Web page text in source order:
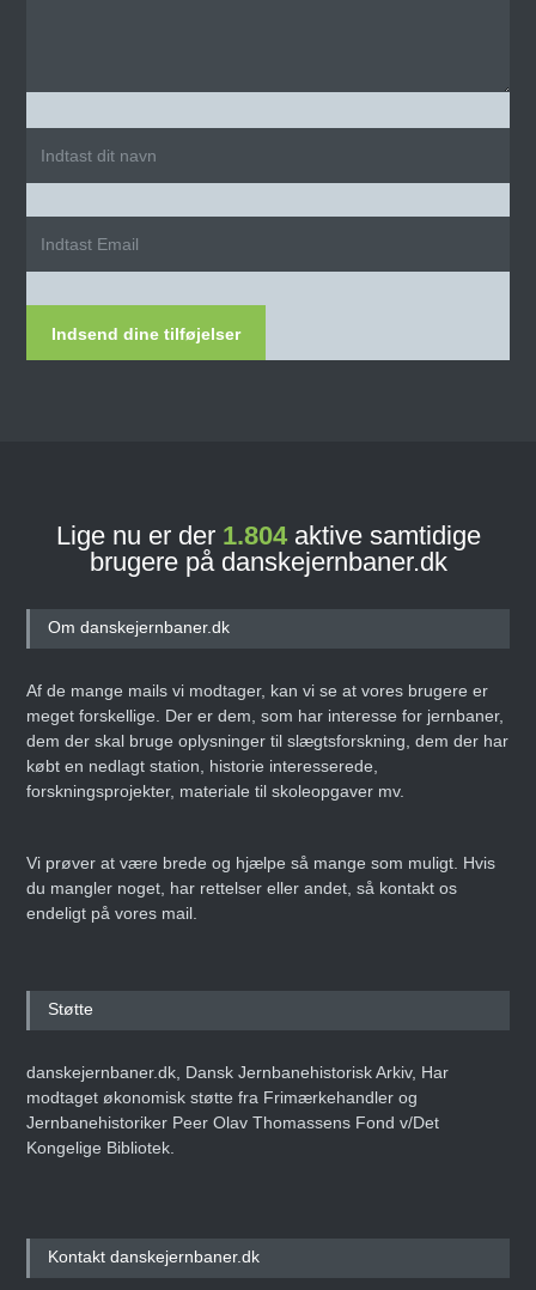
Indsend dine tilføjelser
Lige nu er der 1.804aktive samtidige
brugere på danskejernbaner.dk
Om danskejernbaner.dk
Af de mange mails vi modtager, kan vi se at vores brugere er
meget forskellige. Der er dem, som har interesse for jernbaner,
dem der skal bruge oplysninger til slægtsforskning, dem der har
købt en nedlagt station, historie interesserede,
forskningsprojekter, materiale til skoleopgaver mv.
Vi prøver at være brede og hjælpe så mange som muligt. Hvis
du mangler noget, har rettelser eller andet, så kontakt os
endeligt på vores mail.
Støtte
danskejernbaner.dk, Dansk Jernbanehistorisk Arkiv, Har
modtaget økonomisk støtte fra Frimærkehandler og
Jernbanehistoriker Peer Olav Thomassens Fond v/Det
Kongelige Bibliotek.
Kontakt danskejernbaner.dk